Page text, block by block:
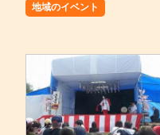
地域のイベント